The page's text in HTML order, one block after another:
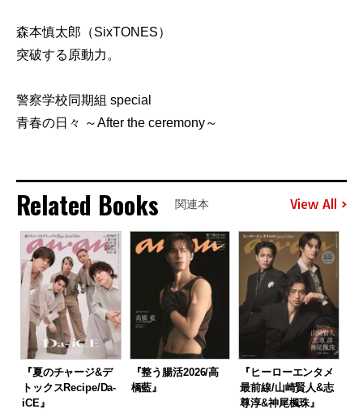
森本慎太郎（SixTONES）
突破する原動力。
警察学校同期組 special
青春の日々 ～After the ceremony～
Related Books 関連本 View All
『夏のチャージ&デ
トックスRecipe/Da-
iCE』
『整う腸活2026/高
橋藍』
『ヒーローエンタメ
最前線/山崎賢人&志
尊淳&神尾楓珠』